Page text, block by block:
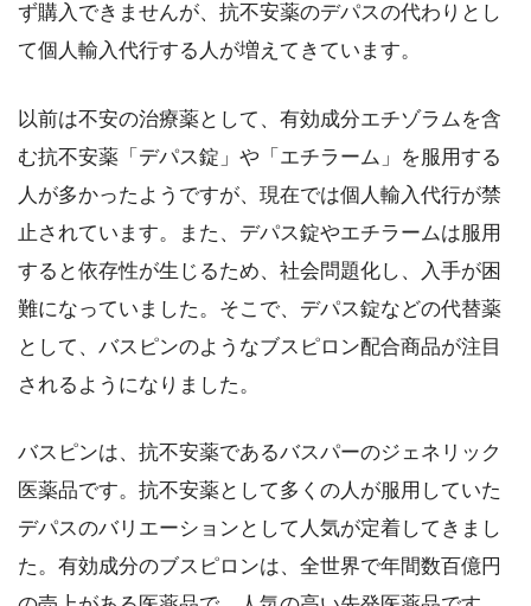
ず購入できませんが、抗不安薬のデパスの代わりとし
て個人輸入代行する人が増えてきています。
以前は不安の治療薬として、有効成分エチゾラムを含
む抗不安薬「デパス錠」や「エチラーム」を服用する
人が多かったようですが、現在では個人輸入代行が禁
止されています。また、デパス錠やエチラームは服用
すると依存性が生じるため、社会問題化し、入手が困
難になっていました。そこで、デパス錠などの代替薬
として、バスピンのようなブスピロン配合商品が注目
されるようになりました。
バスピンは、抗不安薬であるバスパーのジェネリック
医薬品です。抗不安薬として多くの人が服用していた
デパスのバリエーションとして人気が定着してきまし
た。有効成分のブスピロンは、全世界で年間数百億円